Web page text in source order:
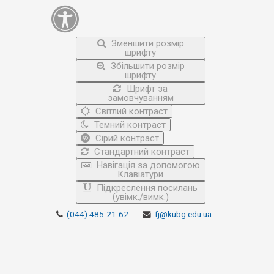
Зменшити розмір
шрифту
Збільшити розмір
шрифту
Шрифт за
замовчуванням
Світлий контраст
Темний контраст
Сірий контраст
Стандартний контраст
Навігація за допомогою
Клавіатури
Підкреслення посилань
(увімк./вимк.)
(044) 485-21-62 fj@kubg.edu.ua